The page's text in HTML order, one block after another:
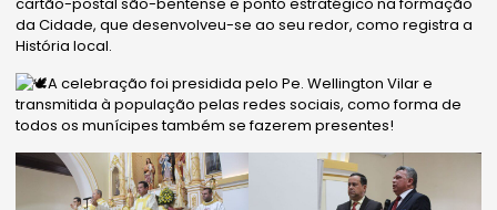
cartão-postal são-bentense e ponto estratégico na formação
da Cidade, que desenvolveu-se ao seu redor, como registra a
História local.
A celebração foi presidida pelo Pe. Wellington Vilar e
transmitida à população pelas redes sociais, como forma de
todos os munícipes também se fazerem presentes!